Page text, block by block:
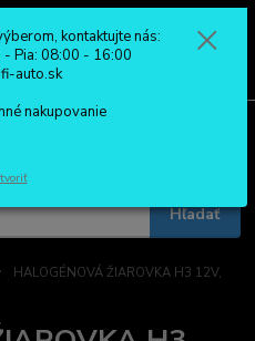
Hľadať
HALOGÉNOVÁ ŽIAROVKA H3 12V,
kontaktujte nás:
Pia: 08:00 - 16:00
auto.sk
nakupovanie